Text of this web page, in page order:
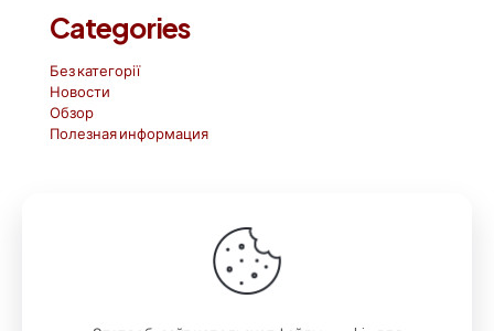
Categories
Без категорії
Новости
Обзор
Полезная информация